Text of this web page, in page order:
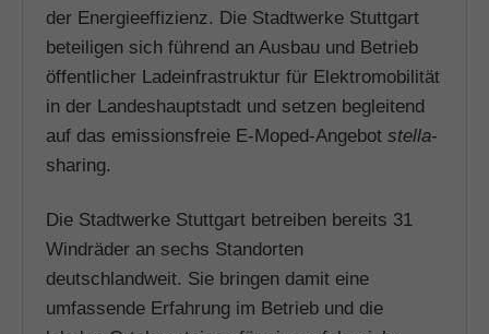
der Energieeffizienz. Die Stadtwerke Stuttgart
beteiligen sich führend an Ausbau und Betrieb
öffentlicher Ladeinfrastruktur für Elektromobilität
in der Landeshauptstadt und setzen begleitend
auf das emissionsfreie E-Moped-Angebot stella-
sharing.
Die Stadtwerke Stuttgart betreiben bereits 31
Windräder an sechs Standorten
deutschlandweit. Sie bringen damit eine
umfassende Erfahrung im Betrieb und die